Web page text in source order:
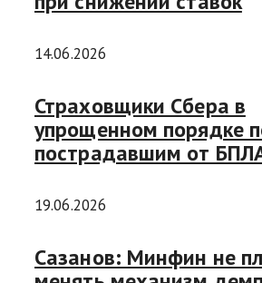
14.06.2026
Страховщики Сбера в
упрощенном порядке
пострадавшим от
19.06.2026
Сазанов: Минфин не